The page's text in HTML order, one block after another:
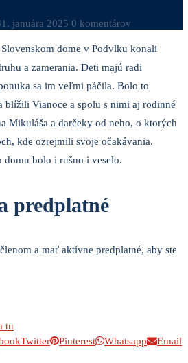
januára 2025 0 komentárov
dome v Podvlku konali
a zamerania. Deti majú radi
sa im veľmi páčila. Bolo to
blížili Vianoce a spolu s nimi aj rodinné
Mikuláša a darčeky od neho, o ktorých
kde ozrejmili svoje očakávania.
domu bolo i rušno i veselo.
predplatné
a mať aktívne predplatné, aby ste
tu
Twitter Pinterest Whatsapp
Email